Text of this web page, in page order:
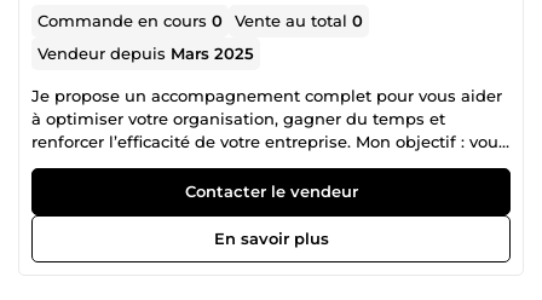
Commande en cours0 Vente au total0
Vendeur depuis Mars 2025
Je propose un accompagnement complet pour vous aider
à optimiser votre organisation, gagner du temps et
renforcer l’efficacité de votre entreprise. Mon objectif : vous
libérer des tâches administratives afin que vous puissiez
vous concentrer sur votre cœur de métier. 💡 Mes services
couvrent : Gestion administrative et bureautique Support à
la direction et coordination d’équipe Suivi administratif et
financier de base Communication interne et gestion
Contacter le vendeur
En savoir plus